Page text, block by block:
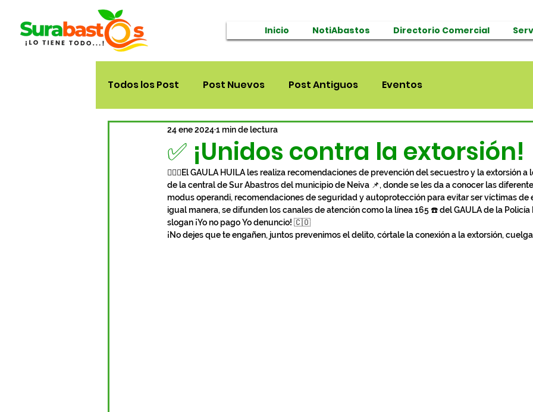
Inicio NotiAbastos Directorio Comercial
Todos los Post Post Nuevos Post Antiguos Eventos
✅️ ¡Unidos contra la extorsión!
24 ene 20241 min de lectura
👮🏼‍♂️El GAULA HUILA les realiza recomendaciones de prevención del secuestro y la extorsión a
de la central de Sur Abastros del municipio de Neiva 📌, donde se les da a conocer las
modus operandi, recomendaciones de seguridad y autoprotección para evitar ser víctimas de
igual manera, se difunden los canales de atención como la línea 165 ☎️ del GAULA de la Policía
slogan ¡Yo no pago Yo denuncio! 🇨🇴
¡No dejes que te engañen, juntos prevenimos el delito, córtale la conexión a la extorsión,